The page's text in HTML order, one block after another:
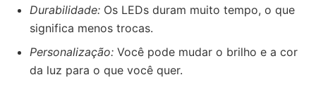
Durabilidade: Os LEDs duram muito tempo, o que
significa menos trocas.
Personalização: Você pode mudar o brilho e a cor
da luz para o que você quer.